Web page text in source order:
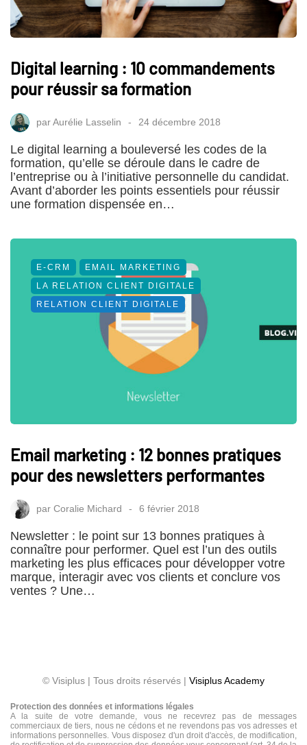
Digital learning : 10 commandements
pour réussir sa formation
parAurélie Lasselin 24 décembre 2018
Le digital learning a bouleversé les codes de la
formation, qu’elle se déroule dans le cadre de
l’entreprise ou à l’initiative personnelle du candidat.
Avant d’aborder les points essentiels pour réussir
une formation dispensée en…
E-CRM
EMAIL MARKETING
LA RELATION CLIENT DIGITALE
RELATION CLIENT DIGITALE
Email marketing : 12 bonnes pratiques
pour des newsletters performantes
par Coralie Michard 6 février 2018
Newsletter : le point sur 13 bonnes pratiques à
connaître pour performer. Quel est l’un des outils
marketing les plus efficaces pour développer votre
marque, interagir avec vos clients et conclure vos
ventes ? Une…
© Visiplus | Tous droits réservés | Visiplus Academy
Protection des données et informations légales
A la suite de votre demande, vous ne recevrez pas de messages
commerciaux de tiers, nous ne cédons et ne revendons pas vos adresses et
informations personnelles. Vous disposez d'un droit d'accès, de modification,